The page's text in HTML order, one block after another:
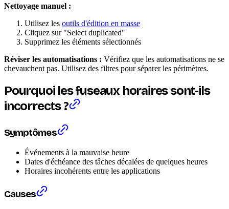
Nettoyage manuel :
Utilisez les outils d'édition en masse
Cliquez sur "Select duplicated"
Supprimez les éléments sélectionnés
Réviser les automatisations : Vérifiez que les automatisations ne se
chevauchent pas. Utilisez des filtres pour séparer les périmètres.
Pourquoi les fuseaux horaires sont-ils
incorrects ?
Symptômes
Événements à la mauvaise heure
Dates d'échéance des tâches décalées de quelques heures
Horaires incohérents entre les applications
Causes